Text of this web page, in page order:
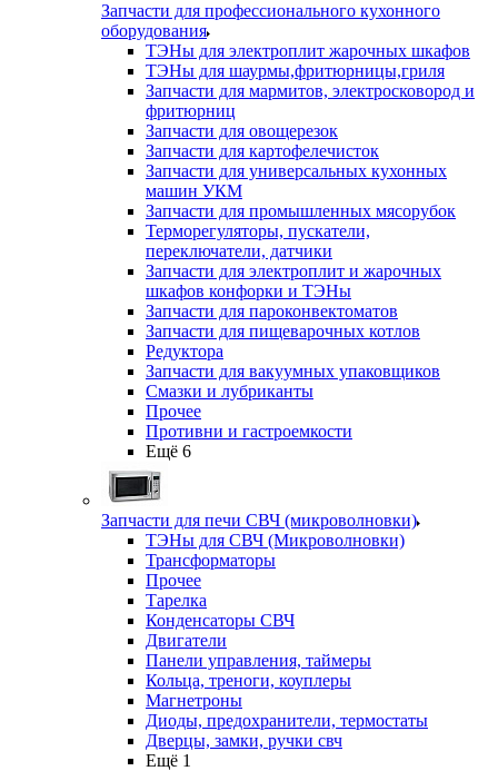
Запчасти для профессионального кухонного
оборудования
ТЭНы для электроплит жарочных шкафов
ТЭНы для шаурмы,фритюрницы,гриля
Запчасти для мармитов, электросковород и
фритюрниц
Запчасти для овощерезок
Запчасти для картофелечисток
Запчасти для универсальных кухонных
машин УКМ
Запчасти для промышленных мясорубок
Терморегуляторы, пускатели,
переключатели, датчики
Запчасти для электроплит и жарочных
шкафов конфорки и ТЭНы
Запчасти для пароконвектоматов
Запчасти для пищеварочных котлов
Редуктора
Запчасти для вакуумных упаковщиков
Смазки и лубриканты
Прочее
Противни и гастроемкости
Ещё 6
Запчасти для печи СВЧ (микроволновки)
ТЭНы для СВЧ (Микроволновки)
Трансформаторы
Прочее
Тарелка
Конденсаторы СВЧ
Двигатели
Панели управления, таймеры
Кольца, треноги, коуплеры
Магнетроны
Диоды, предохранители, термостаты
Дверцы, замки, ручки свч
Ещё 1